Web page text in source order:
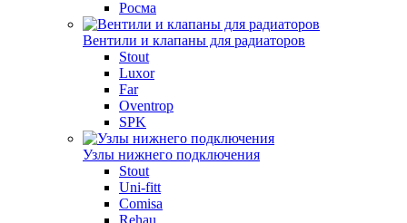
Росма
Вентили и клапаны для радиаторов
Stout
Luxor
Far
Oventrop
SPK
Узлы нижнего подключения
Stout
Uni-fitt
Comisa
Rehau